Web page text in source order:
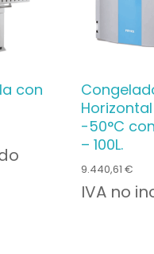
con
-50°C
– 100L.
9.440,61 €
IVA no